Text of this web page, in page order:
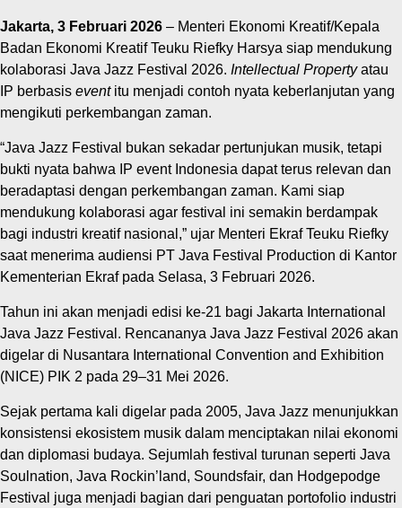
Jakarta, 3 Februari 2026 – Menteri Ekonomi Kreatif/Kepala
Badan Ekonomi Kreatif Teuku Riefky Harsya siap mendukung
kolaborasi Java Jazz Festival 2026. Intellectual Propertyatau
IP berbasis eventitu menjadi contoh nyata keberlanjutan yang
mengikuti perkembangan zaman.
“Java Jazz Festival bukan sekadar pertunjukan musik, tetapi
bukti nyata bahwa IP event Indonesia dapat terus relevan dan
beradaptasi dengan perkembangan zaman. Kami siap
mendukung kolaborasi agar festival ini semakin berdampak
bagi industri kreatif nasional,” ujar Menteri Ekraf Teuku Riefky
saat menerima audiensi PT Java Festival Production di Kantor
Kementerian Ekraf pada Selasa, 3 Februari 2026.
Tahun ini akan menjadi edisi ke-21 bagi Jakarta International
Java Jazz Festival. Rencananya Java Jazz Festival 2026 akan
digelar di Nusantara International Convention and Exhibition
(NICE) PIK 2 pada 29–31 Mei 2026.
Sejak pertama kali digelar pada 2005, Java Jazz menunjukkan
konsistensi ekosistem musik dalam menciptakan nilai ekonomi
dan diplomasi budaya. Sejumlah festival turunan seperti Java
Soulnation, Java Rockin’land, Soundsfair, dan Hodgepodge
Festival juga menjadi bagian dari penguatan portofolio industri